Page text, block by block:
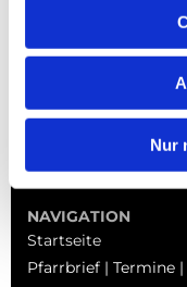
Nur
NAVIGATION
Startseite
Pfarrbrief | Termine |